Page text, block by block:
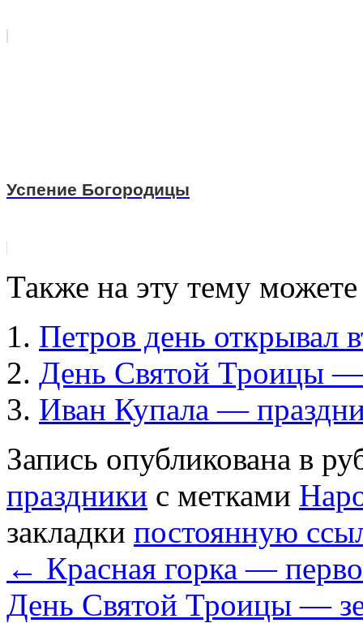
Успение Богородицы
Также на эту тему
Петров день открывал
День Святой Троицы —
Иван Купала —
Запись опубликована в
праздники с метками
закладки постоянную
← Красная горка —
День Святой Троицы —